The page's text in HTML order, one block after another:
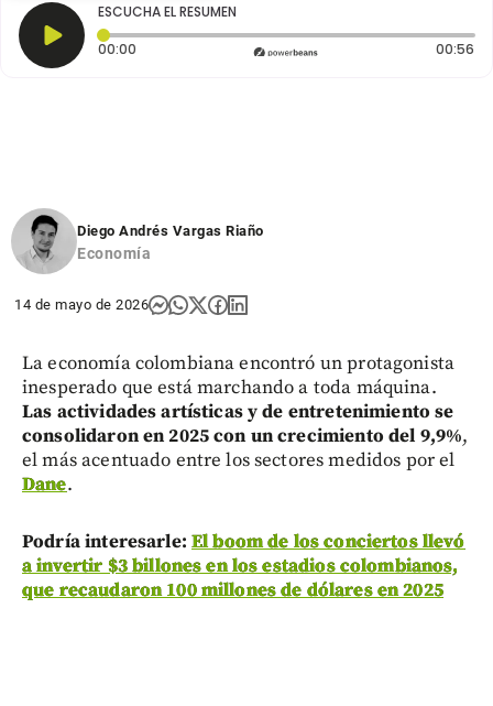
ESCUCHA EL RESUMEN
00:00 Tiempo transcurrido: 0 segundos 00:56
Diego Andrés Vargas Riaño
Economía
14 de mayo de 2026
La economía colombiana encontró un protagonista
inesperado que está marchando a toda máquina.
Las actividades artísticas y de entretenimiento se
consolidaron en 2025 con un crecimiento del 9,9%,
el más acentuado entre los sectores medidos por el
Dane.
Podría interesarle: El boom de los conciertos llevó
a invertir $3 billones en los estadios colombianos,
que recaudaron 100 millones de dólares en 2025